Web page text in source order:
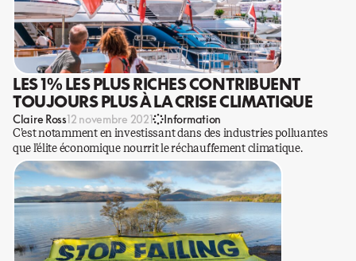
LES 1% LES PLUS RICHES CONTRIBUENT
TOUJOURS PLUS À LA CRISE CLIMATIQUE
Claire Ross12 novembre 2021 Information
C’est notamment en investissant dans des industries polluantes
que l’élite économique nourrit le réchauffement climatique.